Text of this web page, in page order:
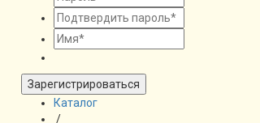
Зарегистрироваться
Каталог
/